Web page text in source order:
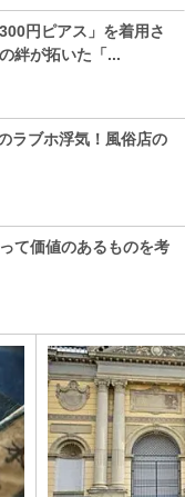
円ピアス」を着用さ
絆が拓いた「...
ラブホ浮気！風俗店の
て価値のあるものを考